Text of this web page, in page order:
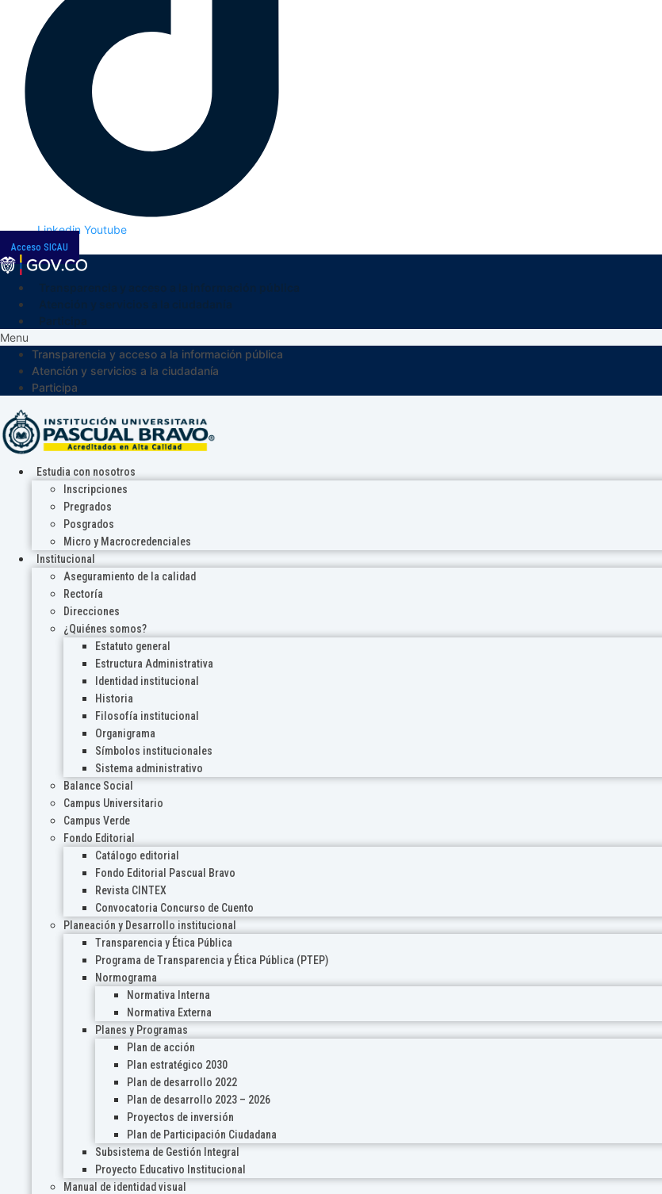
Linkedin Youtube
Acceso SICAU
Menu
Transparencia y acceso a la información pública
Atención y servicios a la ciudadanía
Participa
Estudia con nosotros
Inscripciones
Pregrados
Posgrados
Micro y Macrocredenciales
Institucional
Aseguramiento de la calidad
Rectoría
Direcciones
¿Quiénes somos?
Estatuto general
Estructura Administrativa
Identidad institucional
Historia
Filosofía institucional
Organigrama
Símbolos institucionales
Sistema administrativo
Balance Social
Campus Universitario
Campus Verde
Fondo Editorial
Catálogo editorial
Fondo Editorial Pascual Bravo
Revista CINTEX
Convocatoria Concurso de Cuento
Planeación y Desarrollo institucional
Transparencia y Ética Pública
Programa de Transparencia y Ética Pública (PTEP)
Normograma
Normativa Interna
Normativa Externa
Planes y Programas
Plan de acción
Plan estratégico 2030
Plan de desarrollo 2022
Plan de desarrollo 2023 – 2026
Proyectos de inversión
Plan de Participación Ciudadana
Subsistema de Gestión Integral
Proyecto Educativo Institucional
Manual de identidad visual